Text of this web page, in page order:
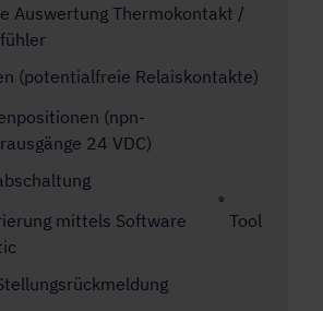
Auswertung Thermokontakt /
(potentialfreie Relaiskontakte)
(npn-
24 VDC)
mittels Software
®
Tool